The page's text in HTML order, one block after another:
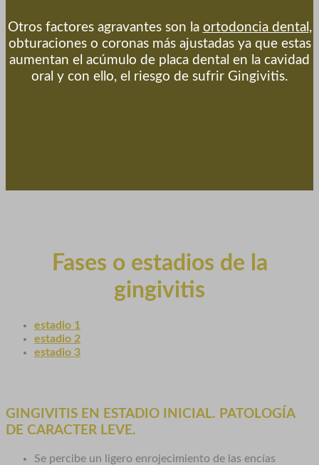
Otros factores agravantes son la ortodoncia dental ,
obturaciones o coronas más ajustadas ya que estas
aumentan el acúmulo de placa dental en la cavidad
oral y con ello, el riesgo de sufrir Gingivitis.
Fases o estadios de la
gingivitis
estadio 1
estadio 2
estadio 3
GINGIVITIS EN ESTADIO INICIAL. PATOLOGÍA
DE CARACTER LEVE.
Se percibe un ligero enrojecimiento de las encías